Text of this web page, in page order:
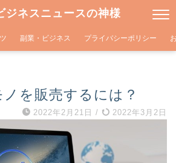
ジネスニュースの神様
副業・ビジネス プライバシーポリシー
を販売するには？
2022年2月21日 / 2022年3月2日